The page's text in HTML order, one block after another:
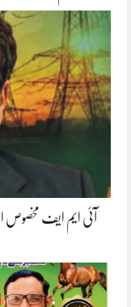
آئی ایم ایف مخصوص